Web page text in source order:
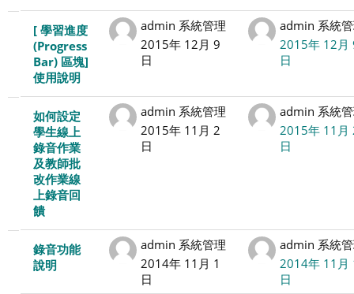
し
す。
[ 學習進度
(Progress
Bar) 區塊]
使用說明
admin 系統管理
2015年 12月 9
日
admin 系統
2015年 12月
日
如何設定
學生線上
錄音作業
及教師批
改作業線
上錄音回
饋
admin 系統管理
2015年 11月 2
日
admin 系統
2015年 11月
日
錄音功能
說明
admin 系統管理
2014年 11月 1
日
admin 系統
2014年 11月
日